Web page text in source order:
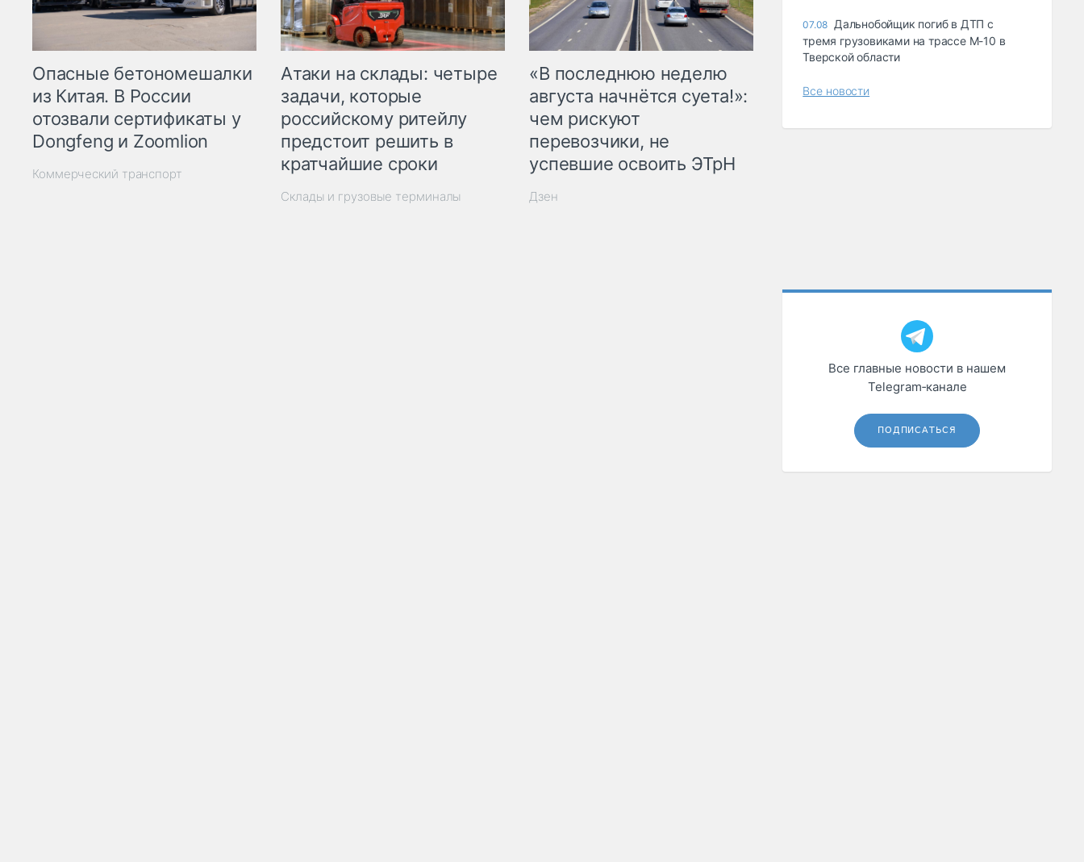
Опасные бетономешалки
из Китая. В России
отозвали сертификаты у
Dongfeng и Zoomlion
Коммерческий транспорт
Атаки на склады: четыре
задачи, которые
российскому ритейлу
предстоит решить в
кратчайшие сроки
Склады и грузовые терминалы
«В последнюю неделю
августа начнётся суета!»:
чем рискуют
перевозчики, не
успевшие освоить ЭТрН
Дзен
07.08 Дальнобойщик погиб в ДТП с
тремя грузовиками на трассе М-10 в
Тверской области
Все новости
Все главные новости в нашем
Telegram‑канале
ПОДПИСАТЬСЯ